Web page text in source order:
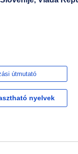
útmutató
nyelvek